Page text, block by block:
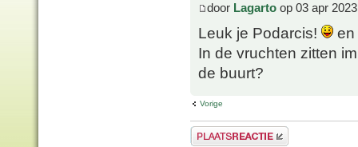
door Lagarto op 03 apr
Leuk je Podarcis!
en
In de vruchten zitten
de buurt?
Vorige
Plaats een reactie